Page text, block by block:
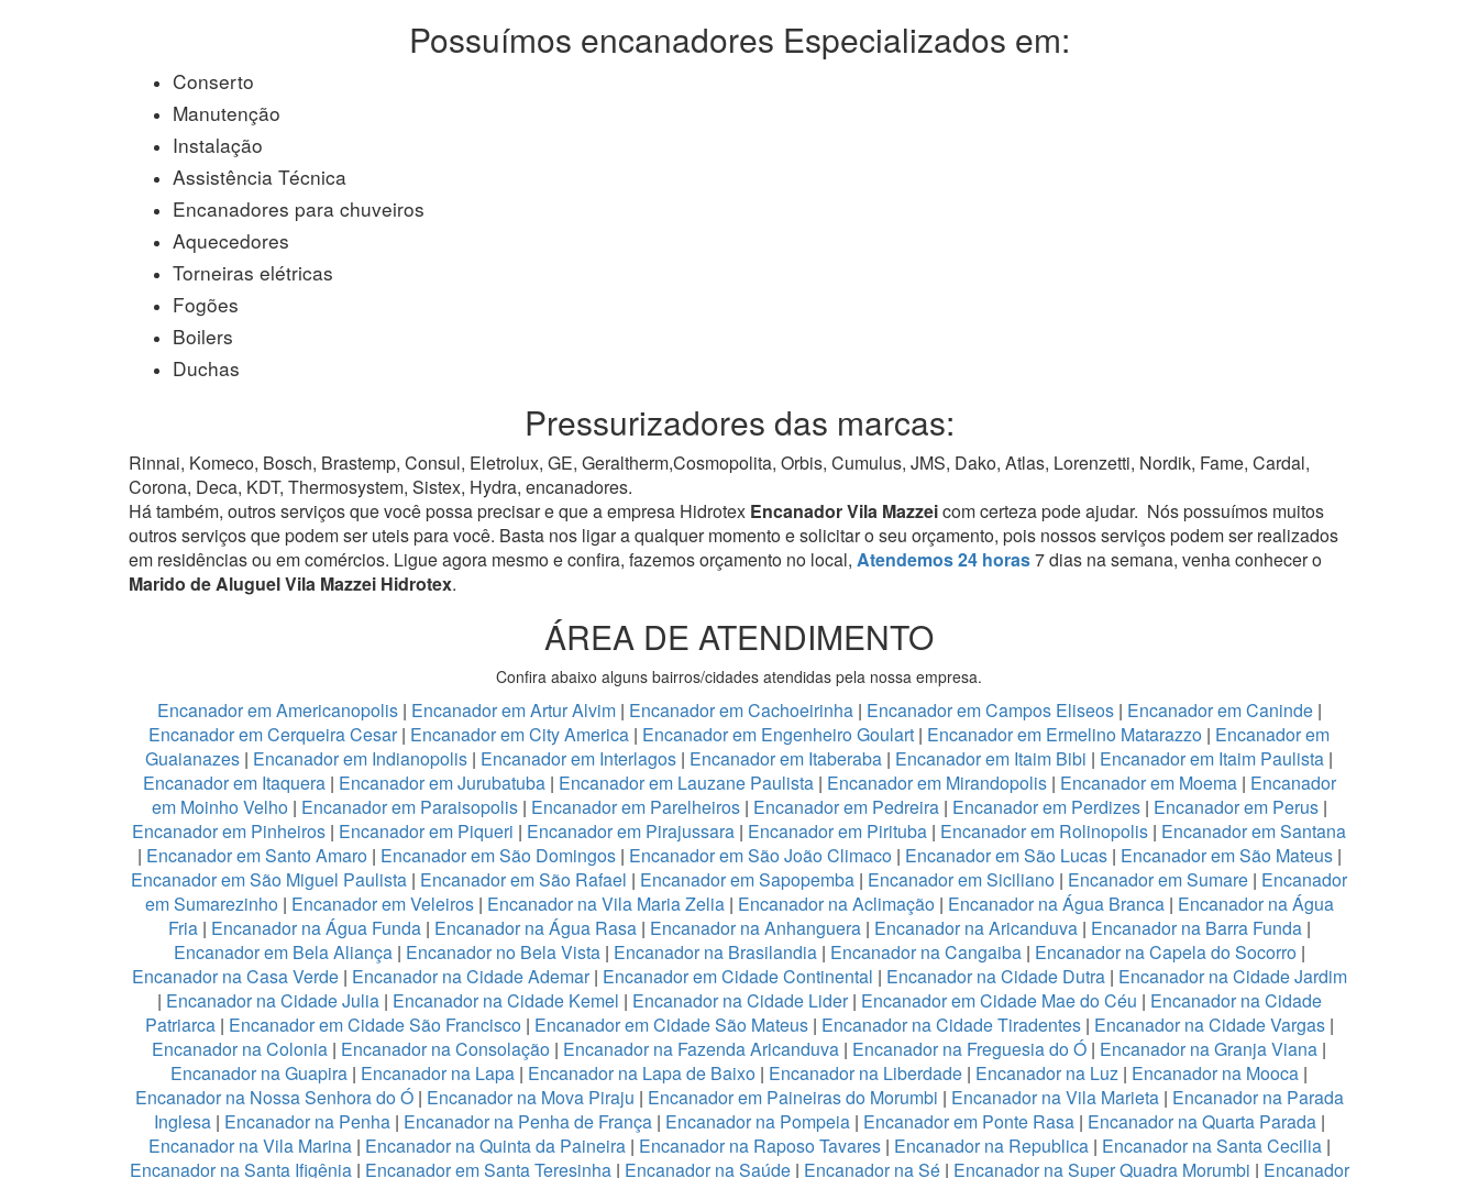
Possuímos encanadores Especializados em:
Conserto
Manutenção
Instalação
Assistência Técnica
Encanadores para chuveiros
Aquecedores
Torneiras elétricas
Fogões
Boilers
Duchas
Pressurizadores das marcas:
Rinnai, Komeco, Bosch, Brastemp, Consul, Eletrolux, GE, Geraltherm,Cosmopolita, Orbis, Cumulus, JMS, Dako, Atlas, Lorenzetti, Nordik, Fame, Cardal,
Corona, Deca, KDT, Thermosystem, Sistex, Hydra, encanadores.
Há também, outros serviços que você possa precisar e que a empresa Hidrotex Encanador Vila Mazzeicom certeza pode ajudar. Nós possuímos muitos
outros serviços que podem ser uteis para você. Basta nos ligar a qualquer momento e solicitar o seu orçamento, pois nossos serviços podem ser realizados
em residências ou em comércios. Ligue agora mesmo e confira, fazemos orçamento no local, Atendemos 24 horas7 dias na semana, venha conhecer o
Marido de Aluguel Vila Mazzei Hidrotex.
ÁREA DE ATENDIMENTO
Confira abaixo alguns bairros/cidades atendidas pela nossa empresa.
Encanador em Americanopolis | Encanador em Artur Alvim | Encanador em Cachoeirinha| Encanador em Campos Eliseos | Encanador em Caninde|
Encanador em Cerqueira Cesar| Encanador em City America | Encanador em Engenheiro Goulart | Encanador em Ermelino Matarazzo | Encanador em
Guaianazes | Encanador em Indianopolis | Encanador em Interlagos | Encanador em Itaberaba | Encanador em Itaim Bibi | Encanador em Itaim Paulista |
Encanador em Itaquera| Encanador em Jurubatuba| Encanador em Lauzane Paulista | Encanador em Mirandopolis| Encanador em Moema| Encanador
em Moinho Velho | Encanador em Paraisopolis| Encanador em Parelheiros| Encanador em Pedreira| Encanador em Perdizes| Encanador em Perus|
Encanador em Pinheiros | Encanador em Piqueri | Encanador em Pirajussara | Encanador em Pirituba | Encanador em Rolinopolis | Encanador em Santana
| Encanador em Santo Amaro| Encanador em São Domingos| Encanador em São João Climaco| Encanador em São Lucas| Encanador em São Mateus |
Encanador em São Miguel Paulista | Encanador em São Rafael | Encanador em Sapopemba | Encanador em Siciliano | Encanador em Sumare | Encanador
em Sumarezinho| Encanador em Veleiros| Encanador na Vila Maria Zelia| Encanador na Aclimação| Encanador na Água Branca| Encanador na Água
Fria| Encanador na Água Funda| Encanador na Água Rasa | Encanador na Anhanguera| Encanador na Aricanduva| Encanador na Barra Funda |
Encanador em Bela Aliança | Encanador no Bela Vista| Encanador na Brasilandia| Encanador na Cangaiba| Encanador na Capela do Socorro |
Encanador na Casa Verde| Encanador na Cidade Ademar| Encanador em Cidade Continental | Encanador na Cidade Dutra | Encanador na Cidade Jardim
| Encanador na Cidade Julia | Encanador na Cidade Kemel | Encanador na Cidade Lider| Encanador em Cidade Mae do Céu | Encanador na Cidade
Patriarca| Encanador em Cidade São Francisco | Encanador em Cidade São Mateus| Encanador na Cidade Tiradentes| Encanador na Cidade Vargas |
Encanador na Colonia | Encanador na Consolação | Encanador na Fazenda Aricanduva | Encanador na Freguesia do Ó | Encanador na Granja Viana |
Encanador na Guapira | Encanador na Lapa | Encanador na Lapa de Baixo | Encanador na Liberdade | Encanador na Luz | Encanador na Mooca |
Encanador na Nossa Senhora do Ó| Encanador na Mova Piraju | Encanador em Paineiras do Morumbi | Encanador na Vila Marieta| Encanador na Parada
Inglesa | Encanador na Penha| Encanador na Penha de França | Encanador na Pompeia| Encanador em Ponte Rasa| Encanador na Quarta Parada|
Encanador na Vila Marina| Encanador na Quinta da Paineira| Encanador na Raposo Tavares| Encanador na Republica| Encanador na Santa Cecilia|
Encanador na Santa Ifigênia | Encanador em Santa Teresinha| Encanador na Saúde| Encanador na Sé| Encanador na Super Quadra Morumbi | Encanador